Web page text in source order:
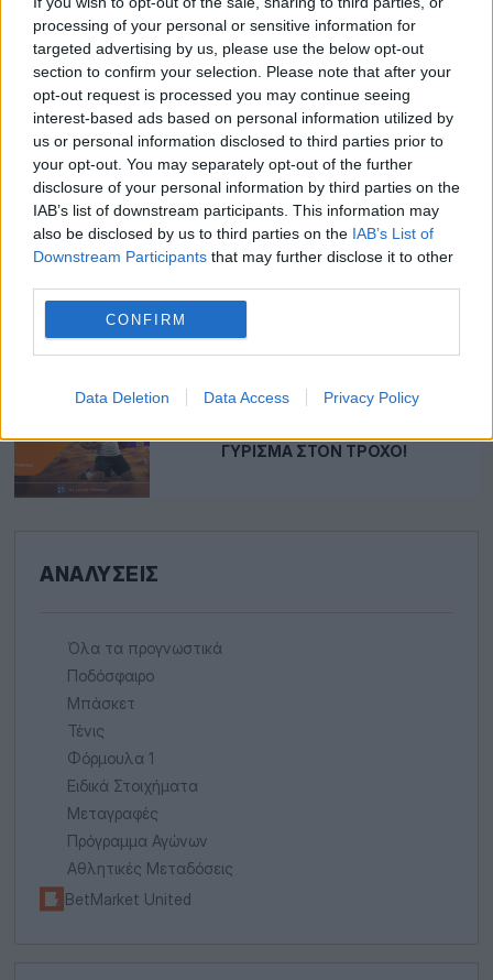
processing of your personal or sensitive information for
targeted advertising by us, please use the below opt-out
section to confirm your selection. Please note that after your
opt-out request is processed you may continue seeing
interest-based ads based on personal information utilized by
us or personal information disclosed to third parties prior to
your opt-out. You may separately opt-out of the further
disclosure of your personal information by third parties on the
IAB’s list of downstream participants. This information may
also be disclosed by us to third parties on the IAB’s List of
Downstream Participants that may further disclose it to other
CONFIRM
Data Deletion Data Access Privacy Policy
HOUR ΚΑΙ ΜΕ 5 ΔΏΡΑ* ΣΕ ΌΛΟΥΣ
ΑΠΌ ΤΗ STOIXIMAN!
ΠΡΕΜΙΈΡΑ ΜΕ «COMBO»
ΗΜΙΧΡΌΝΩΝ ΓΙΑ ΤΟ ΑΝΝΌΒΕΡΟ ΚΑΙ
«ΕΝΙΣΧΥΜΈΝΗ» ΝΥΡΕΜΒΈΡΓΗ
ΚΑΛΟΚΑΙΡΙΝΉ ΠΡΟΣΦΟΡΆ
ΓΝΩΡΙΜΊΑΣ ΜΕ 3110 ΔΏΡΑ* ΟΛΑ
ΧΩΡΊΣ ΚΑΤΆΘΕΣΗ & 2010 EXTRA
BETSSON: ΣΟΎΠΕΡ ΠΡΟΣΦΟΡΆ* ΜΕ
ΓΎΡΙΣΜΑ ΣΤΟΝ ΤΡΟΧΌ!
ΑΝΑΛΎΣΕΙΣ
Όλα τα προγνωστικά
Ποδόσφαιρο
Μπάσκετ
Τένις
Φόρμουλα 1
Ειδικά Στοιχήματα
Μεταγραφές
Πρόγραμμα Αγώνων
Αθλητικές Μεταδόσεις
BetMarket United